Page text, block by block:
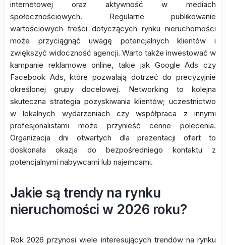
internetowej oraz aktywność w mediach
społecznościowych. Regularne publikowanie
wartościowych treści dotyczących rynku nieruchomości
może przyciągnąć uwagę potencjalnych klientów i
zwiększyć widoczność agencji. Warto także inwestować w
kampanie reklamowe online, takie jak Google Ads czy
Facebook Ads, które pozwalają dotrzeć do precyzyjnie
określonej grupy docelowej. Networking to kolejna
skuteczna strategia pozyskiwania klientów; uczestnictwo
w lokalnych wydarzeniach czy współpraca z innymi
profesjonalistami może przynieść cenne polecenia.
Organizacja dni otwartych dla prezentacji ofert to
doskonała okazja do bezpośredniego kontaktu z
potencjalnymi nabywcami lub najemcami.
Jakie są trendy na rynku
nieruchomości w 2026 roku?
Rok 2026 przynosi wiele interesujących trendów na rynku